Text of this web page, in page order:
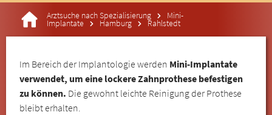
Arztsuche nach Spezialisierung Mini-
Implantate Hamburg Rahlstedt
Im Bereich der Implantologie werden Mini-Implantate
verwendet, um eine lockere Zahnprothese befestigen
zu können. Die gewohnt leichte Reinigung der Prothese
bleibt erhalten.